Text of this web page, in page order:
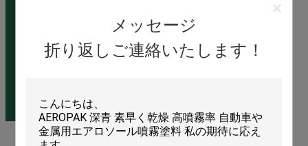
メッセージ
折り返しご連絡いたします！